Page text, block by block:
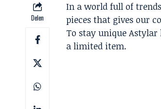
Delen
In a world full of
pieces that gives our
To stay unique
a limited item.